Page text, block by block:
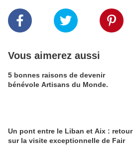
Vous aimerez aussi
5 bonnes raisons de devenir
bénévole Artisans du Monde.
Un pont entre le Liban et Aix : retour
sur la visite exceptionnelle de Fair